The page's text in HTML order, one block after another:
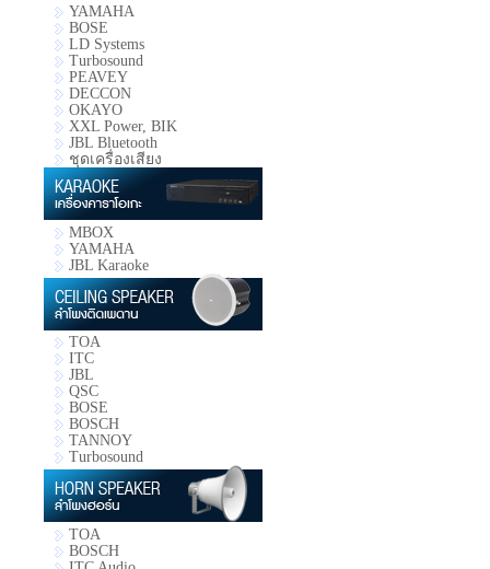
YAMAHA
BOSE
LD Systems
Turbosound
PEAVEY
DECCON
OKAYO
XXL Power, BIK
JBL Bluetooth
ชุดเครื่องเสียง
MBOX
YAMAHA
JBL Karaoke
TOA
ITC
JBL
QSC
BOSE
BOSCH
TANNOY
Turbosound
TOA
BOSCH